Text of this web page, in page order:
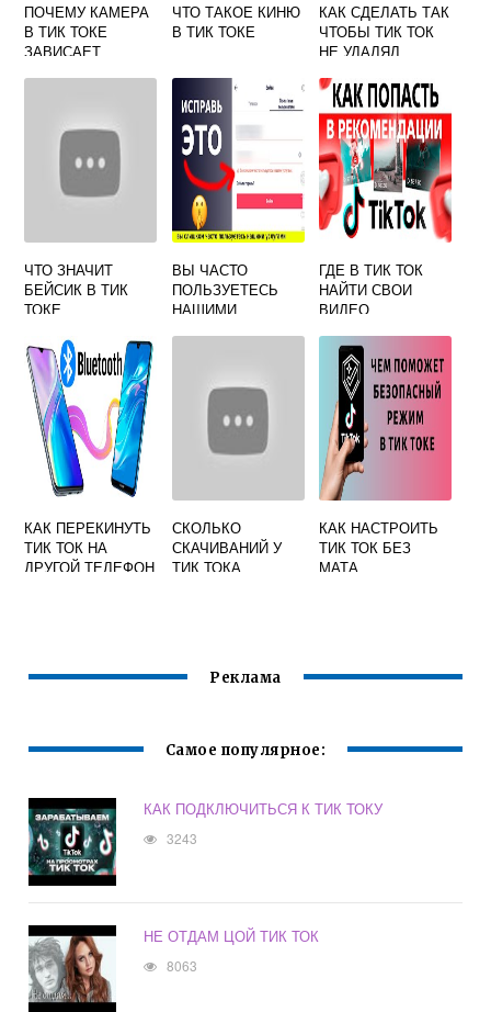
ПОЧЕМУ КАМЕРА
В ТИК ТОКЕ
ЗАВИСАЕТ
ЧТО ТАКОЕ КИНЮ
В ТИК ТОКЕ
КАК СДЕЛАТЬ ТАК
ЧТОБЫ ТИК ТОК
НЕ УДАЛЯЛ
ЧТО ЗНАЧИТ
БЕЙСИК В ТИК
ТОКЕ
ВЫ ЧАСТО
ПОЛЬЗУЕТЕСЬ
НАШИМИ
ГДЕ В ТИК ТОК
НАЙТИ СВОИ
ВИДЕО
КАК ПЕРЕКИНУТЬ
ТИК ТОК НА
ДРУГОЙ ТЕЛЕФОН
СКОЛЬКО
СКАЧИВАНИЙ У
ТИК ТОКА
КАК НАСТРОИТЬ
ТИК ТОК БЕЗ
МАТА
Реклама
Самое популярное:
КАК ПОДКЛЮЧИТЬСЯ К ТИК ТОКУ
3243
НЕ ОТДАМ ЦОЙ ТИК ТОК
8063